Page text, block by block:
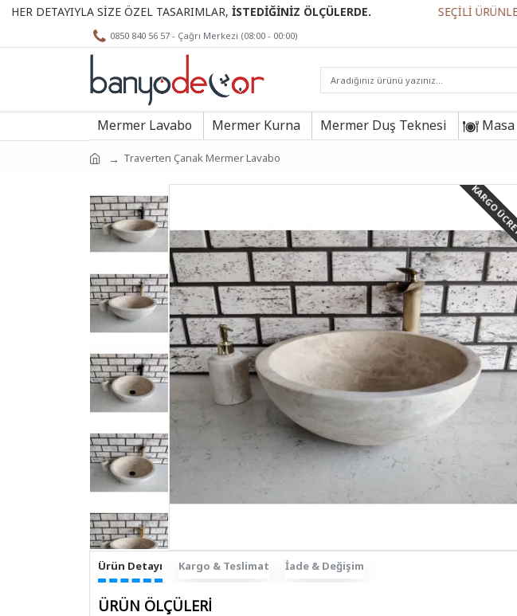
SİZE ÖZEL TASARIMLAR,İSTEDİĞİNİZ ÖLÇÜLERDE. SEÇİLİ ÜRÜNLERDE
0850 840 56 57 - Çağrı Merkezi (08:00 - 00:00)
Mermer Lavabo Mermer Kurna Mermer Duş Teknesi Masa
Traverten Çanak Mermer Lavabo
KARGO
Ürün Detayı Kargo & Teslimat İade & Değişim
ÜRÜN ÖLÇÜLERİ